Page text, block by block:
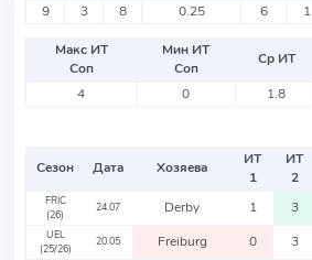
9
3 8 0.25 6 1
Макс ИТ
Соп
Мин ИТ
Соп
Ср ИТ
4
0 1.8
Сезон Дата Хозяева
ИТ
1
ИТ
2
FRIC
(26)
24.07 Derby 1 3
UEL
(25/26)
20.05 Freiburg 0 3